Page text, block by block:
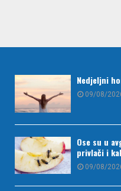
Nedjeljni
09/08/
Ose su u
privlači i
09/08/